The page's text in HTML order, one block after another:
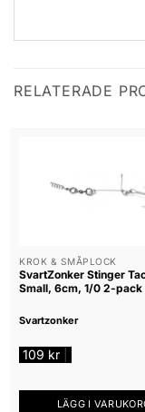
RELATERADE
KROK & SMÅPLOCK
SvartZonker Stinger
Small, 6cm, 1/0 2-pack
Svartzonker
109 kr
LÄGG I